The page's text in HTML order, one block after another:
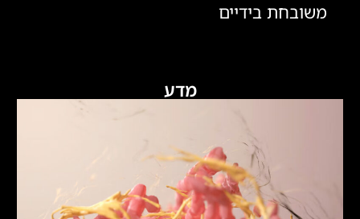
משובחת בידיים
מדע